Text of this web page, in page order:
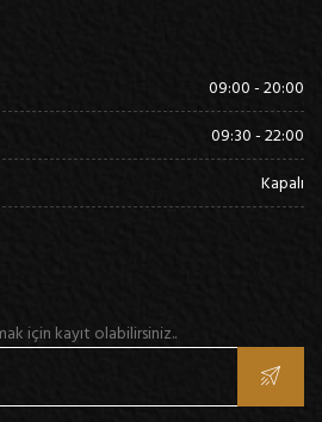
09:00 - 20:00
09:30 - 22:00
Kapalı
için kayıt olabilirsiniz..